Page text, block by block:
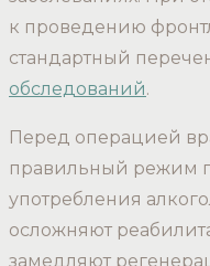
к проведению
стандартный
обследований.
Перед операцией
правильный режим
употребления
осложняют
замедляют